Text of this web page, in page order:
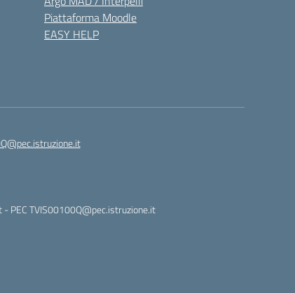
Piattaforma Moodle
EASY HELP
PEC TVIS00100Q@pec.istruzione.it